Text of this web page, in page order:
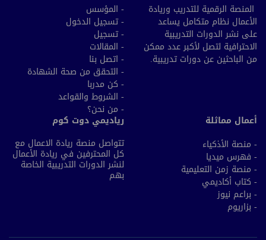
المنصة الرقمية للتدريب وريادة
الأعمال نظام متكامل يساعد
على نشر الدورات التدريبية
الاحترافية لتصل لأكبر عدد ممكن
من الباحثين عن دورات تدريبية.
- المؤسس
- تسجيل الدخول
- تسجيل
- المقالات
- اتصل بنا
- التحقق من صحة الشهادة
- كن مدربا
- الشروط والقواعد
- من نحن؟
أعمال مماثلة
- منصة الأذكياء
- فهرس ميديا
- منصة زمن التعليمية
- كتاب أكاديمي
- براعم نيوز
- بزاريوم
رياديمي دوت كوم
تتواصل منصة ريادة الاعمال مع
كل المحترفين في ريادة الأعمال
لنشر الدورات التدريبية الخاصة
بهم